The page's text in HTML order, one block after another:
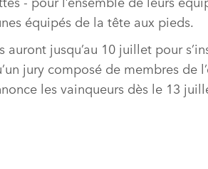
équipés de la tête aux pieds.
auront jusqu’au 10 juillet pour
jury composé de membres de
les vainqueurs dès le 13